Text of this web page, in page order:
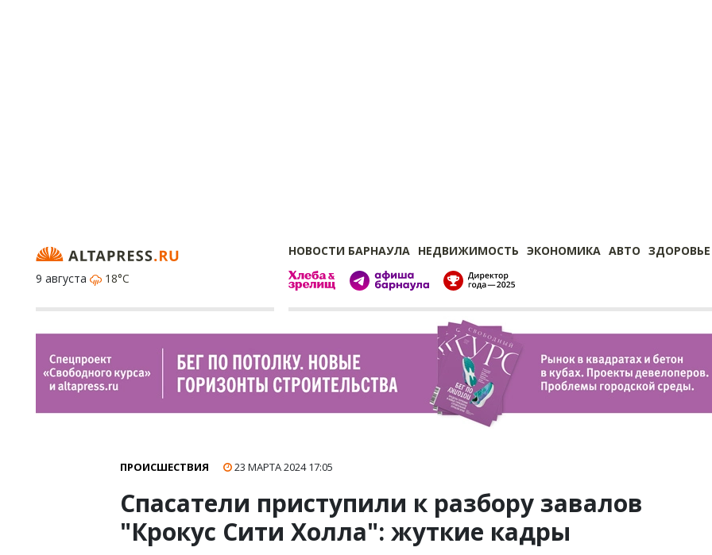
НОВОСТИ БАРНАУЛА НЕДВИЖИМОСТЬ ЭКОНОМИКА АВТО ЗДОРОВЬЕ
9 августа
18°C
ПРОИСШЕСТВИЯ 23 МАРТА 202417:05
Спасатели приступили к разбору завалов
"Крокус Сити Холла": жуткие кадры